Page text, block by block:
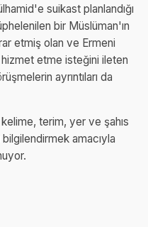
suikast planlandığı
bir Müslüman'ın
etmiş olan ve Ermeni
etme isteğini ileten
ayrıntıları da
terim, yer ve şahıs
amacıyla